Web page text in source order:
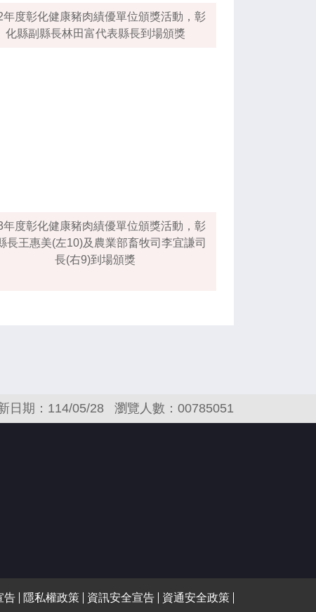
年度彰化健康豬肉績優單位頒獎活動，彰
化縣副縣長林田富代表縣長到場頒獎
年度彰化健康豬肉績優單位頒獎活動，彰
長王惠美(左10)及農業部畜牧司李宜謙司
長(右9)到場頒獎
瀏覽人數：00785051
日期：114/05/28
告 隱私權政策 資訊安全宣告 資通安全政策